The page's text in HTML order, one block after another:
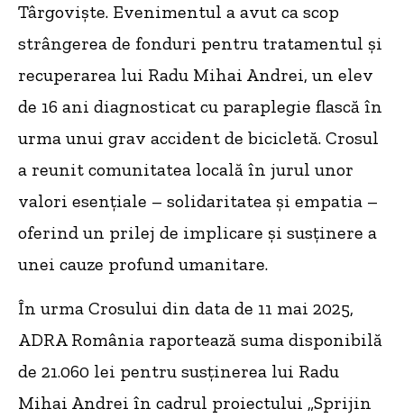
Târgoviște. Evenimentul a avut ca scop
strângerea de fonduri pentru tratamentul și
recuperarea lui Radu Mihai Andrei, un elev
de 16 ani diagnosticat cu paraplegie flască în
urma unui grav accident de bicicletă. Crosul
a reunit comunitatea locală în jurul unor
valori esențiale – solidaritatea și empatia –
oferind un prilej de implicare și susținere a
unei cauze profund umanitare.
În urma Crosului din data de 11 mai 2025,
ADRA România raportează suma disponibilă
de 21.060 lei pentru susținerea lui Radu
Mihai Andrei în cadrul proiectului „Sprijin